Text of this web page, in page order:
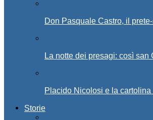
Don Pasquale Castro, il
La notte dei presagi: così san
Placido Nicolosi e la
Storie